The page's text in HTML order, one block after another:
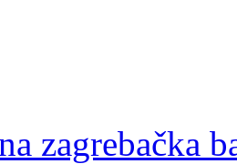
zagrebačka